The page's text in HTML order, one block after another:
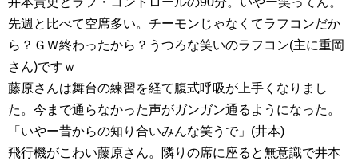
先週と比べて空席多い。チーモンじゃなくてラフコンだか
ら？ＧＷ終わったから？うつろな笑いのラフコン(主に重岡
さん)ですｗ
藤原さんは舞台の練習を経て腹式呼吸が上手くなりまし
た。今まで通らなかった声がガンガン通るようになった。
「いやー昔からの知り合いみんな笑うで」(井本)
飛行機がこわい藤原さん。隣りの席に座ると無意識で井本